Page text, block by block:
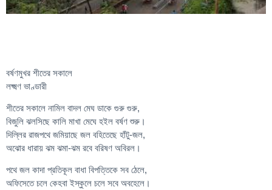
বর্ষণমুখর শীতের সকালে
লক্ষ্মণ ভাণ্ডারী
শীতের সকালে নামিল বাদল মেঘ ডাকে গুরু গুরু,
বিজুলি ঝলসিছে কালি মাখা মেঘে হইল বর্ষণ শুরু।
দিল্লির রাজপথে জমিয়াছে জল বহিতেছে হাঁটু-জল,
অঝোর ধারায় ঝম ঝমা-ঝম রবে বরিষণ অবিরল।
পথে জল কাদা প্রতিকূল বাধা বিপত্তিকে সব ঠেলে,
অফিসেতে চলে কেহবা ইস্কুলে চলে সবে অবহেলে।